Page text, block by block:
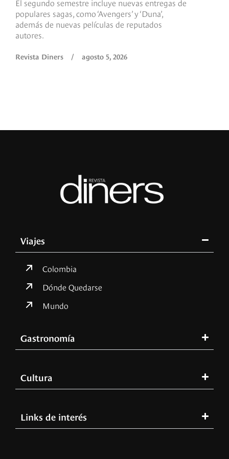
populares sagas, como ‘Avengers’ y ‘Duna’,
además de nuevas películas de reputados
autores.
Revista Diners / agosto 5, 2026
Viajes
Colombia
Dónde Quedarse
Mundo
Gastronomía
Cultura
Links de interés